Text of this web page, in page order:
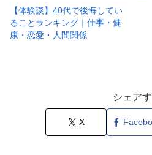
【体験談】40代で後悔してい
ることランキング｜仕事・健
康・恋愛・人間関係
シェア
X